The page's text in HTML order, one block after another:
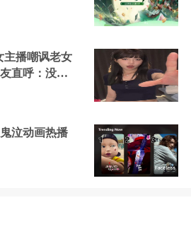
主播嘲讽老女
直呼：没边
泣动画热播